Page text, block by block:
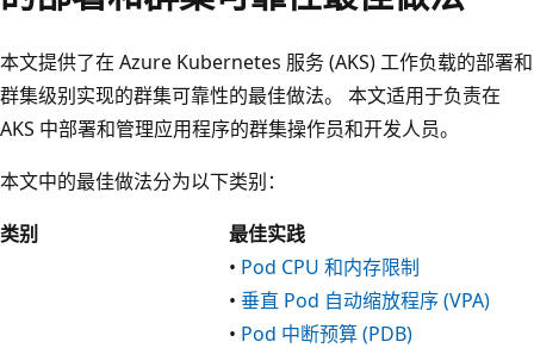
本文提供了在 Azure Kubernetes 服务 (AKS) 工作负载的部署和
群集级别实现的群集可靠性的最佳做法。 本文适用于负责在
AKS 中部署和管理应用程序的群集操作员和开发人员。
本文中的最佳做法分为以下类别：
类别
最佳实践
• Pod CPU 和内存限制
• 垂直 Pod 自动缩放程序 (VPA)
• Pod 中断预算 (PDB)